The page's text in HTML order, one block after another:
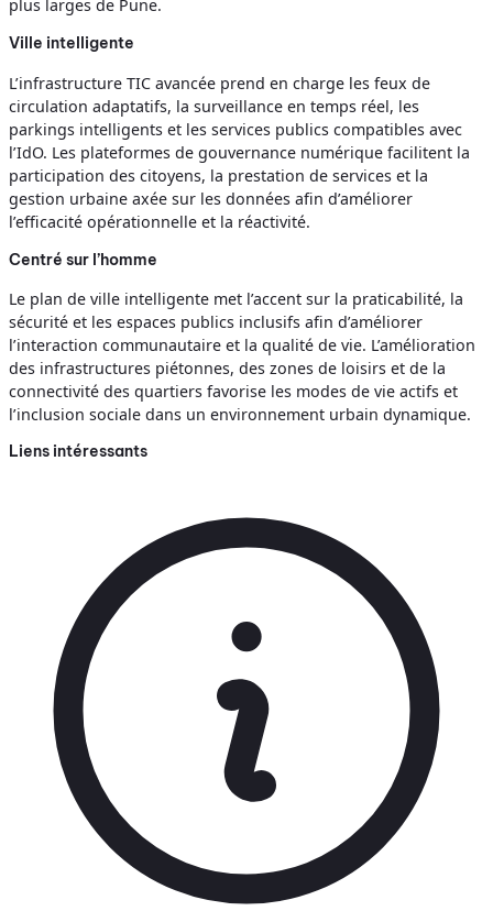
plus larges de Pune.
Ville intelligente
L’infrastructure TIC avancée prend en charge les feux de
circulation adaptatifs, la surveillance en temps réel, les
parkings intelligents et les services publics compatibles avec
l’IdO. Les plateformes de gouvernance numérique facilitent la
participation des citoyens, la prestation de services et la
gestion urbaine axée sur les données afin d’améliorer
l’efficacité opérationnelle et la réactivité.
Centré sur l’homme
Le plan de ville intelligente met l’accent sur la praticabilité, la
sécurité et les espaces publics inclusifs afin d’améliorer
l’interaction communautaire et la qualité de vie. L’amélioration
des infrastructures piétonnes, des zones de loisirs et de la
connectivité des quartiers favorise les modes de vie actifs et
l’inclusion sociale dans un environnement urbain dynamique.
Liens intéressants